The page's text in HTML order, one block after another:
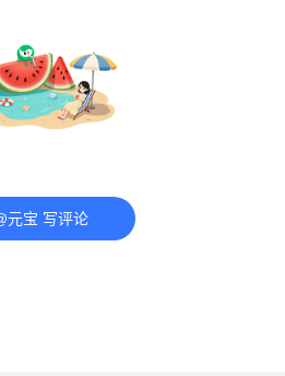
元宝 写评论